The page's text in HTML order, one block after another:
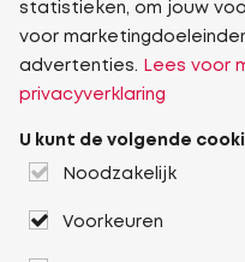
statistieken, om jouw
voor
advertenties.
Lees voor
privacyverklaring
U kunt de volgende
Noodzakelijk
Voorkeuren